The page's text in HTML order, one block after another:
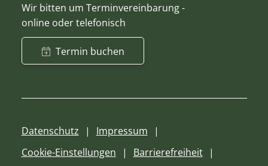
Wir bitten um Terminvereinbarung -
online oder telefonisch
Termin buchen
Datenschutz
Impressum
Cookie-Einstellungen
Barrierefreiheit